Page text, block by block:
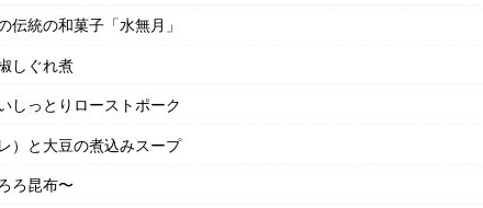
伝統の和菓子「水無月」
しぐれ煮
しっとりローストポーク
）と大豆の煮込みスープ
ろ昆布〜